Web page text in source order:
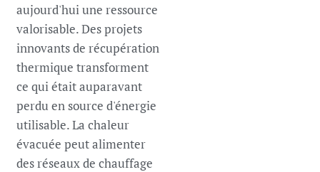
aujourd'hui une ressource
valorisable. Des projets
innovants de récupération
thermique transforment
ce qui était auparavant
perdu en source d'énergie
utilisable. La chaleur
évacuée peut alimenter
des réseaux de chauffage